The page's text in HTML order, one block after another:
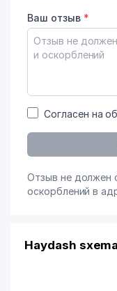
Ваш отзыв *
Согласен на
Отзыв не должен
оскорблений в
Haydash